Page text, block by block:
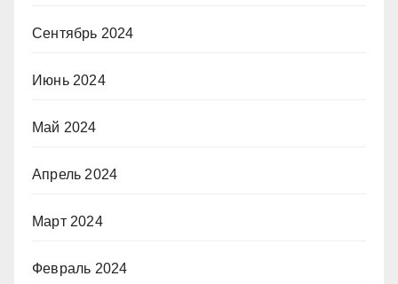
Сентябрь 2024
Июнь 2024
Май 2024
Апрель 2024
Март 2024
Февраль 2024